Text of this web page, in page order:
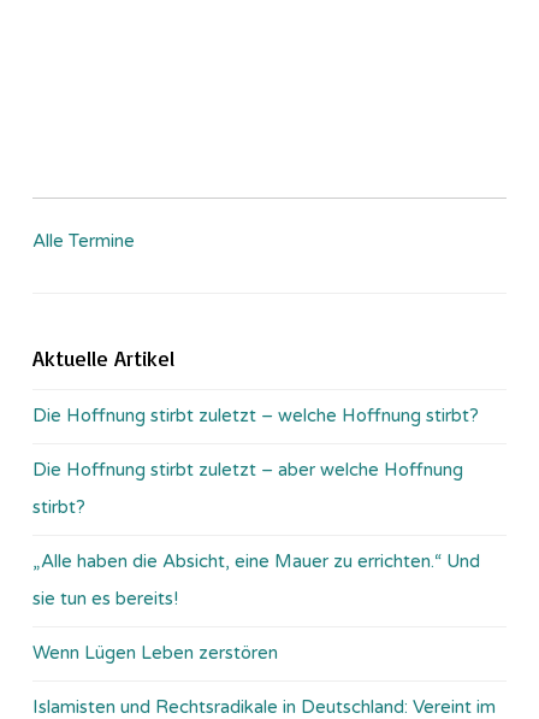
Alle Termine
Aktuelle Artikel
Die Hoffnung stirbt zuletzt – welche Hoffnung stirbt?
Die Hoffnung stirbt zuletzt – aber welche Hoffnung
stirbt?
„Alle haben die Absicht, eine Mauer zu errichten.“ Und
sie tun es bereits!
Wenn Lügen Leben zerstören
Islamisten und Rechtsradikale in Deutschland: Vereint im